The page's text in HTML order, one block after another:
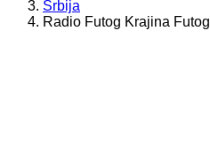
Srbija
Radio Futog Krajina Futog